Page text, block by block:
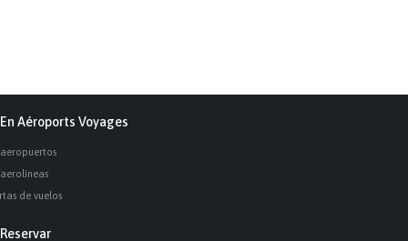
En Aéroports Voyages
aeropuertos
aerolíneas
de vuelos
Reservar